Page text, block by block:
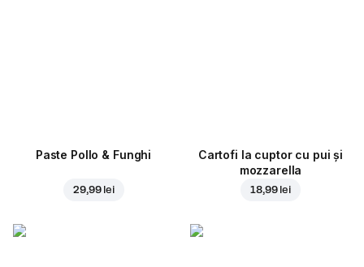
Paste Pollo & Funghi
29,99 lei
Cartofi la cuptor cu pui și
mozzarella
18,99 lei